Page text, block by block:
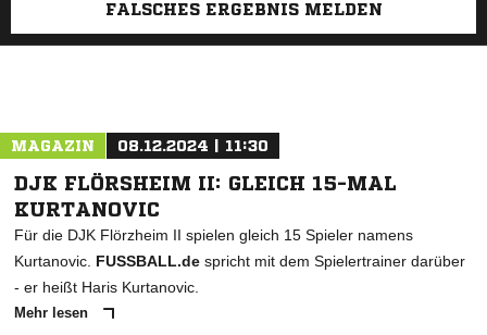
FALSCHES ERGEBNIS MELDEN
MAGAZIN 08.12.2024 | 11:30
DJK FLÖRSHEIM II: GLEICH 15-MAL
KURTANOVIC
Für die DJK Flörzheim II spielen gleich 15 Spieler namens
Kurtanovic. FUSSBALL.de spricht mit dem Spielertrainer darüber
- er heißt Haris Kurtanovic.
Mehr lesen